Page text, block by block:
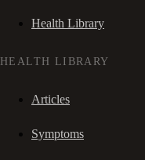
Health Library
HEALTH LIBRARY
Articles
Symptoms